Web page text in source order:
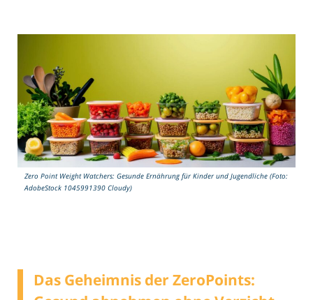
Zero Point Weight Watchers: Gesunde Ernährung für Kinder und Jugendliche (Foto:
AdobeStock 1045991390 Cloudy)
Das Geheimnis der ZeroPoints: